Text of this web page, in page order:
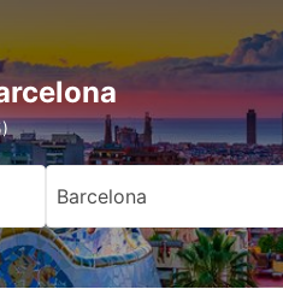
Barcelona